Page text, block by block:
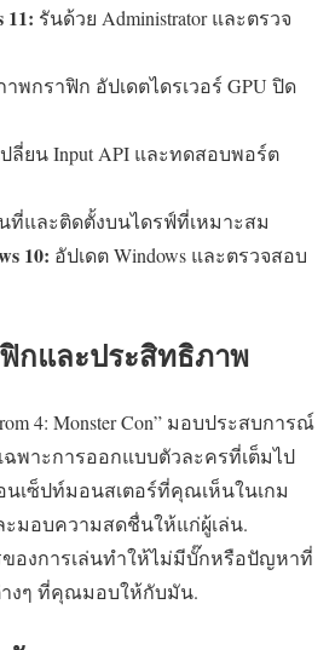
11: รันด้วย Administrator และตรวจ
พกราฟิก อัปเดตไดรเวอร์ GPU ปิด
ปลี่ยน Input API และทดสอบพอร์ต
ที่และติดตั้งบนไดรฟ์ที่เหมาะสม
10: อัปเดต Windows และตรวจสอบ
กและประสิทธิภาพ
4: Monster Con” มอบประสบการณ์
ฉพาะการออกแบบตัวละครที่เต็มไป
เซ็ปท์มอนสเตอร์ที่คุณเห็นในเกม
มอบความสดชื่นให้แก่ผู้เล่น.
องการเล่นทำให้ไม่มีบั๊กหรือปัญหาที่
งๆ ที่คุณมอบให้กับมัน.